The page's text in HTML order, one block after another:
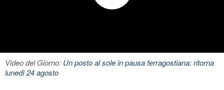
Video del Giorno: Un posto al sole in pausa ferragostiana: ritorna
lunedì 24 agosto